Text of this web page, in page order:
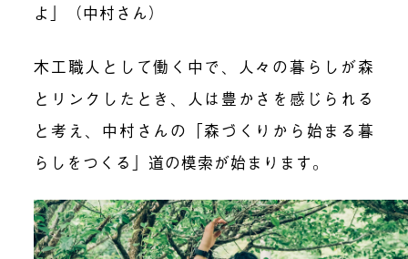
よ」（中村さん）
木工職人として働く中で、人々の暮らしが森
とリンクしたとき、人は豊かさを感じられる
と考え、中村さんの「森づくりから始まる暮
らしをつくる」道の模索が始まります。